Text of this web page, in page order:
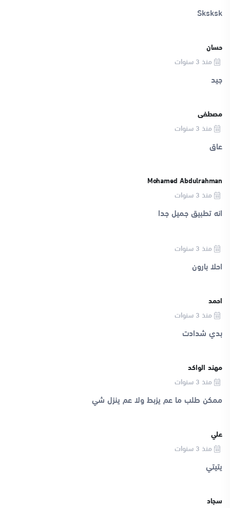
Sksksk
حسان
منذ 3 سنوات
جيد
مصطفى
منذ 3 سنوات
عاق
Mohamed Abdulrahman
منذ 3 سنوات
انه تطبيق جميل جدا
منذ 3 سنوات
احلا بارون
احمد
منذ 3 سنوات
بدي شدادت
مهند الواكد
منذ 3 سنوات
ممكن طلب ما عم يزبط ولا عم ينزل شي
علي
منذ 3 سنوات
يتيتي
سجاد